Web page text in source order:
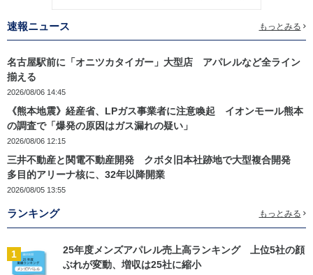
速報ニュース もっとみる
名古屋駅前に「オニツカタイガー」大型店 アパレルなど全ライン
揃える
2026/08/06 14:45
《熊本地震》経産省、LPガス事業者に注意喚起 イオンモール熊本
の調査で「爆発の原因はガス漏れの疑い」
2026/08/06 12:15
三井不動産と関電不動産開発 クボタ旧本社跡地で大型複合開発
多目的アリーナ核に、32年以降開業
2026/08/05 13:55
ランキング もっとみる
1
25年度メンズアパレル売上高ランキング 上位5社の顔
ぶれが変動、増収は25社に縮小